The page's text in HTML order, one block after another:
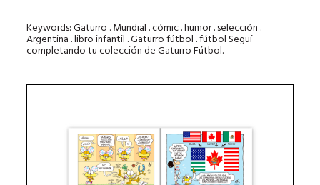
Keywords: Gaturro . Mundial . cómic . humor . selección .
Argentina . libro infantil . Gaturro fútbol . fútbol Seguí
completando tu colección de Gaturro Fútbol.